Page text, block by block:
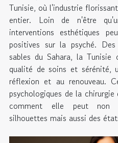
Tunisie, où l'industrie
entier. Loin de n'être
interventions esthétiques
positives sur la psyché.
sables du Sahara, la
qualité de soins et sérénité,
réflexion et au renouveau.
psychologiques de la
comment elle peut non
silhouettes mais aussi des